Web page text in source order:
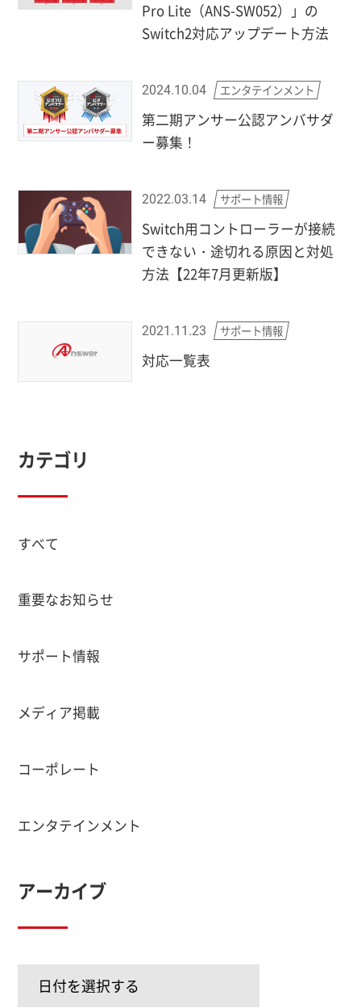
Pro Lite（ANS-SW052）」の
Switch2対応アップデート方法
2024.10.04 エンタテインメント
第二期アンサー公認アンバサダ
ー募集！
2022.03.14 サポート情報
Switch用コントローラーが接続
できない・途切れる原因と対処
方法【22年7月更新版】
2021.11.23 サポート情報
対応一覧表
カテゴリ
すべて
重要なお知らせ
サポート情報
メディア掲載
コーポレート
エンタテインメント
アーカイブ